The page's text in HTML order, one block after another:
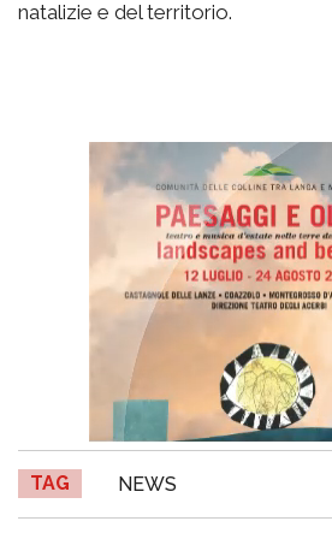
natalizie e del territorio.
TAG NEWS